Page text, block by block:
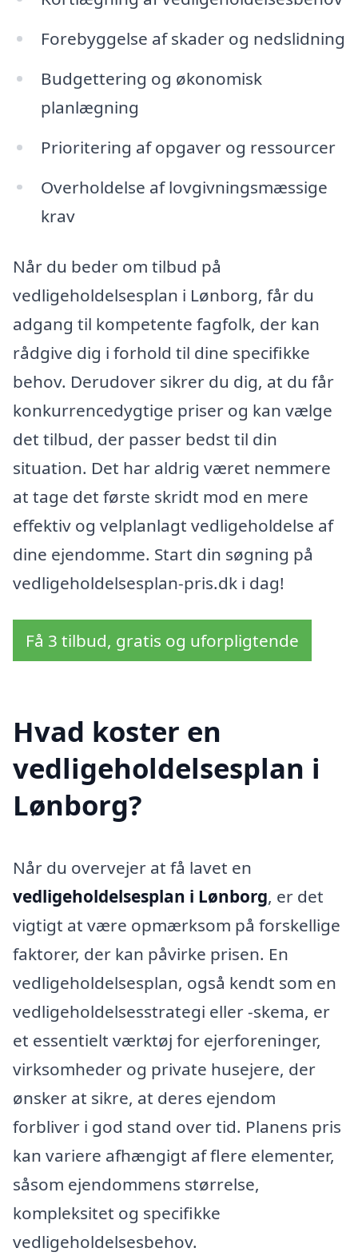
Forebyggelse af skader og nedslidning
Budgettering og økonomisk
planlægning
Prioritering af opgaver og ressourcer
Overholdelse af lovgivningsmæssige
krav
Når du beder om tilbud på
vedligeholdelsesplan i Lønborg, får du
adgang til kompetente fagfolk, der kan
rådgive dig i forhold til dine specifikke
behov. Derudover sikrer du dig, at du får
konkurrencedygtige priser og kan vælge
det tilbud, der passer bedst til din
situation. Det har aldrig været nemmere
at tage det første skridt mod en mere
effektiv og velplanlagt vedligeholdelse af
dine ejendomme. Start din søgning på
vedligeholdelsesplan-pris.dk i dag!
Få 3 tilbud, gratis og uforpligtende
Hvad koster en
vedligeholdelsesplan i
Lønborg?
Når du overvejer at få lavet en
vedligeholdelsesplan i Lønborg, er det
vigtigt at være opmærksom på forskellige
faktorer, der kan påvirke prisen. En
vedligeholdelsesplan, også kendt som en
vedligeholdelsesstrategi eller -skema, er
et essentielt værktøj for ejerforeninger,
virksomheder og private husejere, der
ønsker at sikre, at deres ejendom
forbliver i god stand over tid. Planens pris
kan variere afhængigt af flere elementer,
såsom ejendommens størrelse,
kompleksitet og specifikke
vedligeholdelsesbehov.